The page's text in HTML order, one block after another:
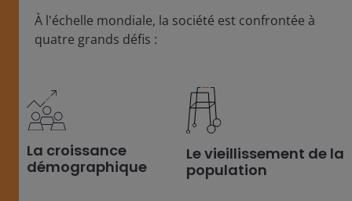
À l'échelle mondiale, la société est confrontée à
quatre grands défis :
La croissance
démographique
Le vieillissement de la
population